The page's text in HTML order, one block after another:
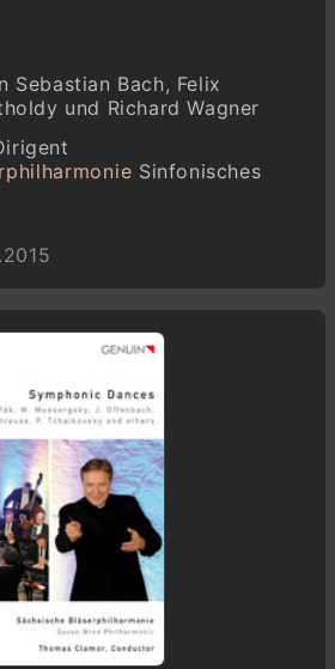
Sebastian Bach, Felix
und Richard Wagner
Sinfonisches